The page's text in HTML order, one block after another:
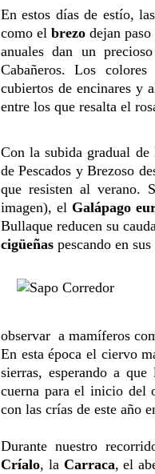
En estos días de estío,
como elbrezodejan
anuales dan un
Cabañeros. Los
cubiertos de encinares y
entre los que resalta el
Con la subida gradual de
de Pescados y Brezoso
que resisten al verano.
imagen), el Galápago
Bullaque reducen su
cigüeñas pescando en
observar a mamíferos
En esta época el ciervo
sierras, esperando a
cuerna para el inicio del
con las crías de este año
Durante nuestro
Críalo, la Carraca, el